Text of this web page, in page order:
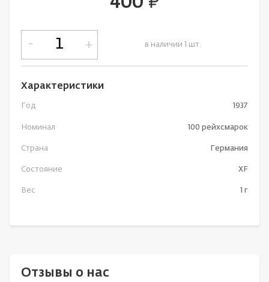
руб.
в наличии 1 шт.
- +
Характеристики
Год 1937
Номинал 100 рейхсмарок
Страна Германия
Состояние XF
Вес 1 г
Отзывы о нас